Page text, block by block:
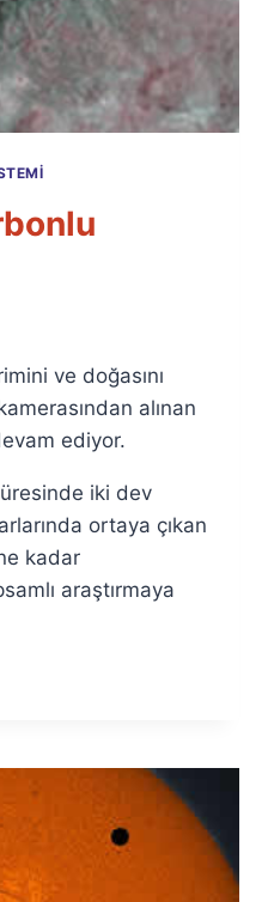
ve doğasını
alınan
ediyor.
iki dev
ortaya çıkan
kadar
araştırmaya